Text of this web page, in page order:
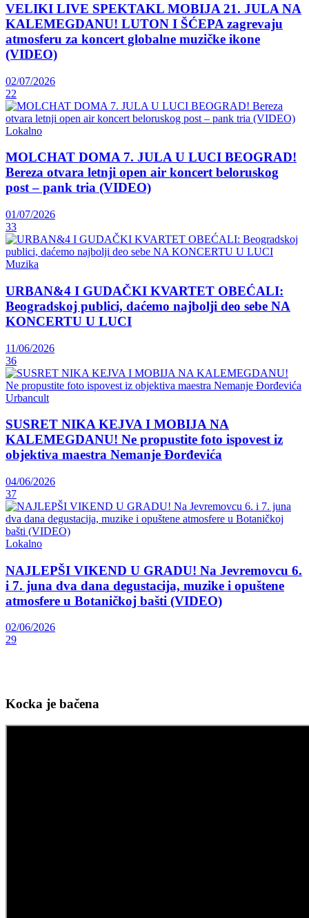
VELIKI LIVE SPEKTAKL MOBIJA 21. JULA NA
KALEMEGDANU! LUTON I ŠĆEPA zagrevaju
atmosferu za koncert globalne muzičke ikone
(VIDEO)
02/07/2026
22
Lokalno
MOLCHAT DOMA 7. JULA U LUCI BEOGRAD!
Bereza otvara letnji open air koncert beloruskog
post – pank tria (VIDEO)
01/07/2026
33
Muzika
URBAN&4 I GUDAČKI KVARTET OBEĆALI:
Beogradskoj publici, daćemo najbolji deo sebe NA
KONCERTU U LUCI
11/06/2026
36
Urbancult
SUSRET NIKA KEJVA I MOBIJA NA
KALEMEGDANU! Ne propustite foto ispovest iz
objektiva maestra Nemanje Đorđevića
04/06/2026
37
Lokalno
NAJLEPŠI VIKEND U GRADU! Na Jevremovcu 6.
i 7. juna dva dana degustacija, muzike i opuštene
atmosfere u Botaničkoj bašti (VIDEO)
02/06/2026
29
Kocka je bačena